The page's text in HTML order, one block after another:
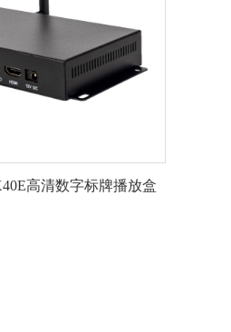
高清数字标牌播放盒